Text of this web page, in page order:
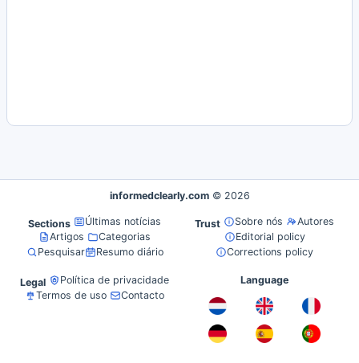
informedclearly.com © 2026
Sections
Últimas notícias
Artigos
Categorias
Pesquisar
Resumo diário
Trust Sobre nós
Autores
Editorial policy
Corrections policy
Legal
Política de privacidade
Termos de uso
Contacto
Language